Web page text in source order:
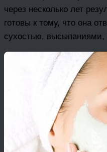
через несколько лет
готовы к тому, что она
сухостью,